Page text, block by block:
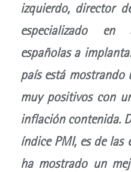
izquierdo, director
especializado en
españolas a
país está mostrando
muy positivos con
inflación contenida.
índice PMI, es de las
ha mostrado un